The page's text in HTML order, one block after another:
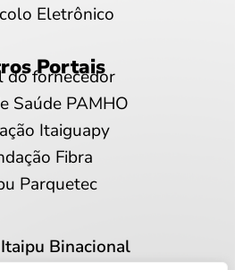
Eletrônico
Portais
do fornecedor
Saúde PAMHO
Itaiguapy
Fibra
Parquetec
Binacional